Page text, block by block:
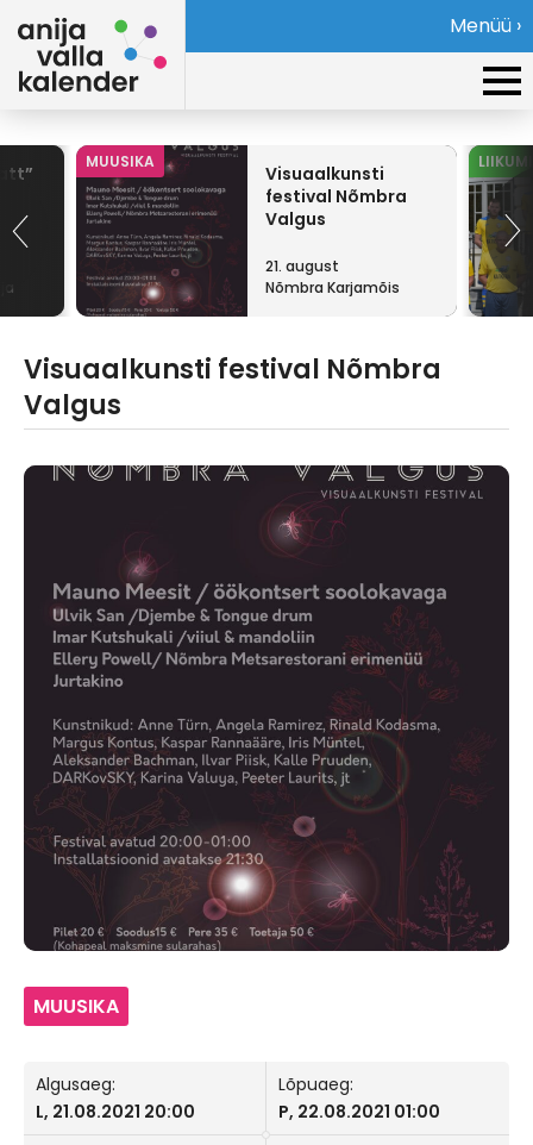
Menüü ›
MUUSIKA
Visuaalkunsti
festival Nõmbra
Valgus
21. august
Nõmbra Karjamõis
Visuaalkunsti festival Nõmbra
Valgus
MUUSIKA
Algusaeg:
L, 21.08.2021 20:00
Lõpuaeg:
P, 22.08.2021 01:00